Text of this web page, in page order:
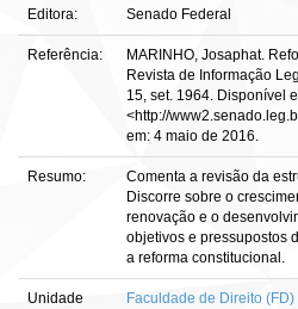
Editora: Senado Federal
Referência:
MARINHO, Josaphat.
Revista de Informação
15, set. 1964. Disponível
<http://
em: 4 maio de 2016.
Resumo:
Comenta a revisão da
Discorre sobre o
renovação e o
objetivos e pressupostos
a reforma constitucional.
Unidade
Faculdade de Direito (FD)